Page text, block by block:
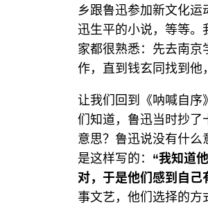
乡跟鲁迅参加新文化
迅生平的小说，等等。
家都很熟悉：先去南京
作，直到钱玄同找到他
让我们回到《呐喊自序
们知道，鲁迅当时抄了
意思？鲁迅说没有什么
是这样写的： “我知道
对，于是他们感到自己
事文艺，他们选择的方